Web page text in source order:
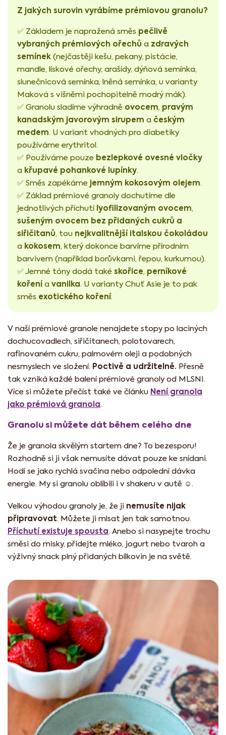
Z jakých surovin vyrábíme prémiovou granolu?
✅ Základem je napražená směs pečlivě
vybraných prémiových ořechů a zdravých
semínek (nejčastěji kešu, pekany, pistácie,
mandle, lískové ořechy, arašídy, dýňová semínka,
slunečnicová semínka, lněná semínka, u varianty
Maková s višněmi pochopitelně modrý mák).
✅ Granolu sladíme výhradně ovocem, pravým
kanadským javorovým sirupem a českým
medem. U variant vhodných pro diabetiky
používáme erythritol.
✅ Používáme pouze bezlepkové ovesné vločky
a křupavé pohankové lupínky.
✅ Směs zapékáme jemným kokosovým olejem.
✅ Základ prémiové granoly dochutíme dle
jednotlivých příchutí lyofilizovaným ovocem,
sušeným ovocem bez přidaných cukrů a
siřičitanů, tou nejkvalitnější italskou čokoládou
a kokosem, který dokonce barvíme přírodním
barvivem (například borůvkami, řepou, kurkumou).
✅ Jemné tóny dodá také skořice, perníkové
kořenía vanilka. U varianty Chuť Asie je to pak
směs exotického koření.
V naší prémiové granole nenajdete stopy po laciných
dochucovadlech, siřičitanech, polotovarech,
rafinovaném cukru, palmovém oleji a podobných
nesmyslech ve složení. Poctivě a udržitelně. Přesně
tak vzniká každé balení prémiové granoly od MLSNI.
Více si můžete přečíst také ve článku Není granola
jako prémiová granola.
Granolu si můžete dát během celého dne
Že je granola skvělým startem dne? To bezesporu!
Rozhodně si ji však nemusíte dávat pouze ke snídani.
Hodí se jako rychlá svačina nebo odpolední dávka
energie. My si granolu oblíbili i v shakeru v autě ☺️.
Velkou výhodou granoly je, že ji nemusíte nijak
připravovat. Můžete ji mlsat jen tak samotnou.
Příchutí existuje spousta. Anebo si nasypejte trochu
směsi do misky, přidejte mléko, jogurt nebo tvaroh a
výživný snack plný přidaných bílkovin je na světě.